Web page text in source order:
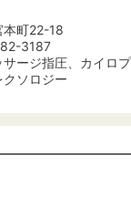
本町22-18
3187
サージ指圧、カイロ
ソロジー